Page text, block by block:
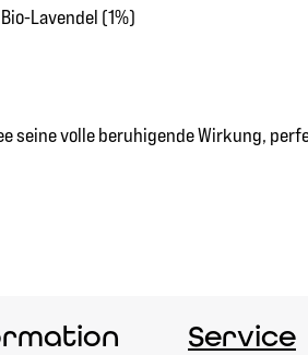
Lavendel (1%)
seine volle beruhigende Wirkung,
Service